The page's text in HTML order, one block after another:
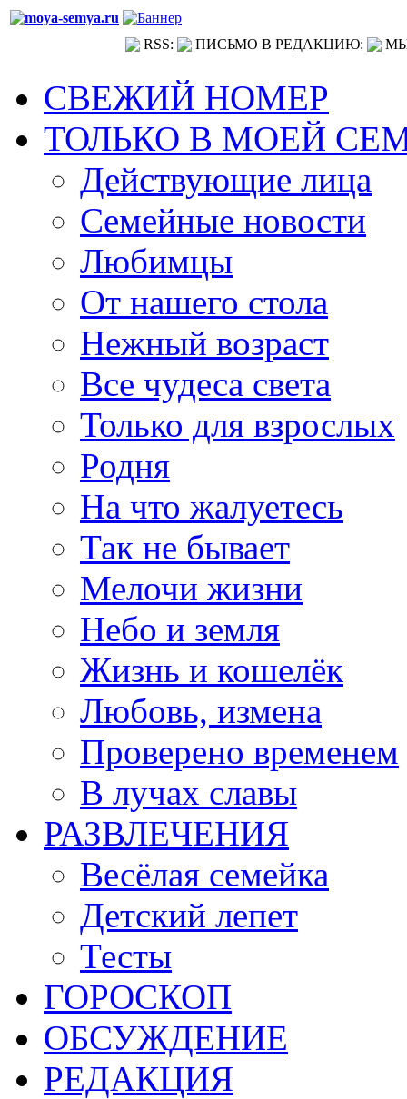
RSS: ПИСЬМО В РЕДАКЦИЮ:
СВЕЖИЙ НОМЕР
ТОЛЬКО В МОЕЙ
Действующие лица
Семейные новости
Любимцы
От нашего стола
Нежный возраст
Все чудеса света
Только для взрослых
Родня
На что жалуетесь
Так не бывает
Мелочи жизни
Небо и земля
Жизнь и кошелёк
Любовь, измена
Проверено временем
В лучах славы
РАЗВЛЕЧЕНИЯ
Весёлая семейка
Детский лепет
Тесты
ГОРОСКОП
ОБСУЖДЕНИЕ
РЕДАКЦИЯ